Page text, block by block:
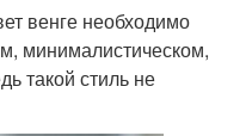
венге необходимо
минималистическом,
такой стиль не